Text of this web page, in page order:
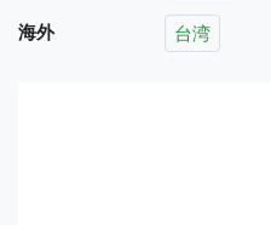
海外 台湾